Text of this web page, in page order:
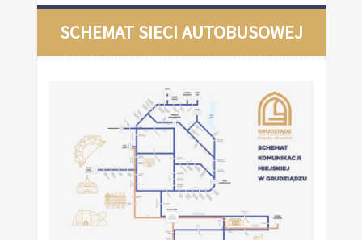
SCHEMAT SIECI AUTOBUSOWEJ